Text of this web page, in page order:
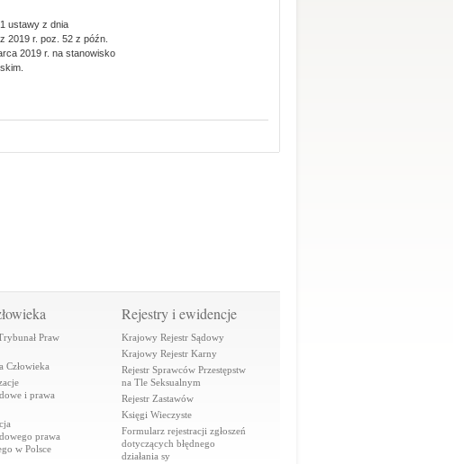
ustawy z dnia
2019 r. poz. 52 z późn.
2019 r. na stanowisko
Praw
Człowieka
i prawa
prawa
w Polsce
Rejestry i ewidencje
Krajowy Rejestr Sądowy
Krajowy Rejestr Karny
Rejestr Sprawców Przestępstw
na Tle Seksualnym
Rejestr Zastawów
Księgi Wieczyste
Formularz rejestracji zgłoszeń
dotyczących błędnego
działania sy